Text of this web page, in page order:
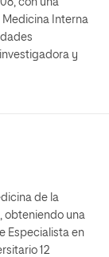
con una
Medicina Interna
y
de la
obteniendo una
Especialista en
12